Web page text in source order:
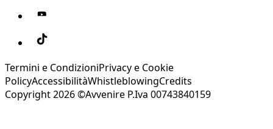
Termini e CondizioniPrivacy e Cookie
PolicyAccessibilitàWhistleblowingCredits
Copyright 2026 ©Avvenire P.Iva 00743840159